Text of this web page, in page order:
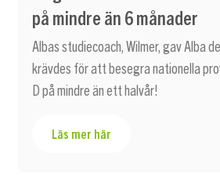
på mindre än 6 månader
Albas studiecoach, Wilmer, gav Alba
krävdes för att besegra nationella
D på mindre än ett halvår!
Läs mer här